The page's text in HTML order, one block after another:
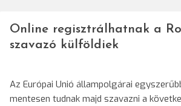
Online regisztrálhatnak a
szavazó külföldiek
Az Európai Unió állampolgárai
mentesen tudnak majd szavazni a